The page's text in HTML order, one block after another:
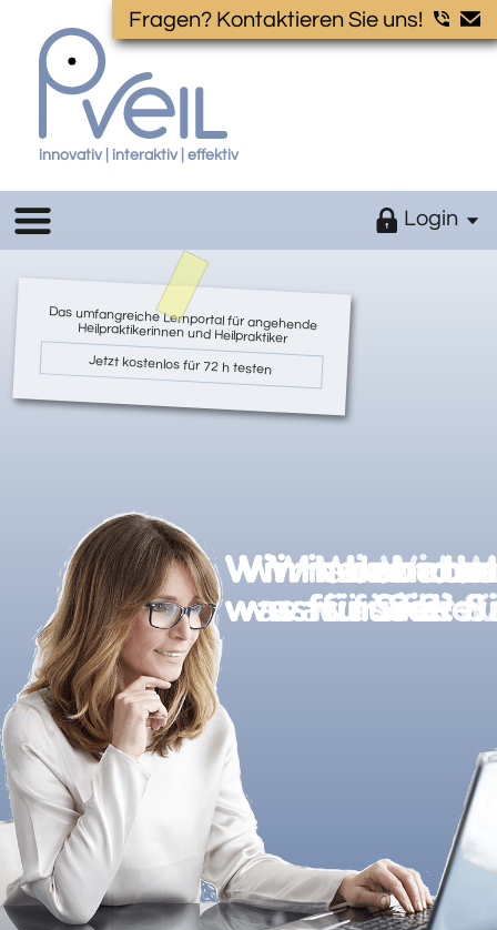
Fragen? Kontaktieren Sie uns!
innovativ | interaktiv | effektiv
Login
Das umfangreiche Lernportal für angehende Heilpraktikerinnen und Heilpraktiker
Jetzt kostenlos für 72 h testen